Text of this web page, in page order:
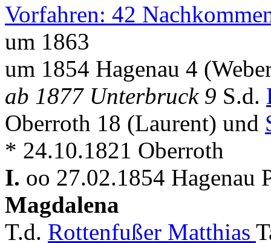
Vorfahren: 42
um 1863
um 1854 Hagenau 4
ab 1877 Unterbruck 9 S.d.
Oberroth 18 (Laurent) und
* 24.10.1821 Oberroth
I. oo 27.02.1854 Hagenau
Magdalena
T.d. Rottenfußer Matthias